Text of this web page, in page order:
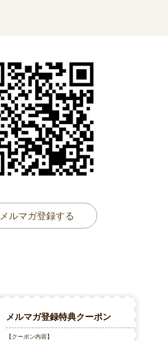
メルマガ登録する
メルマガ登録特典クーポン
【クーポン内容】